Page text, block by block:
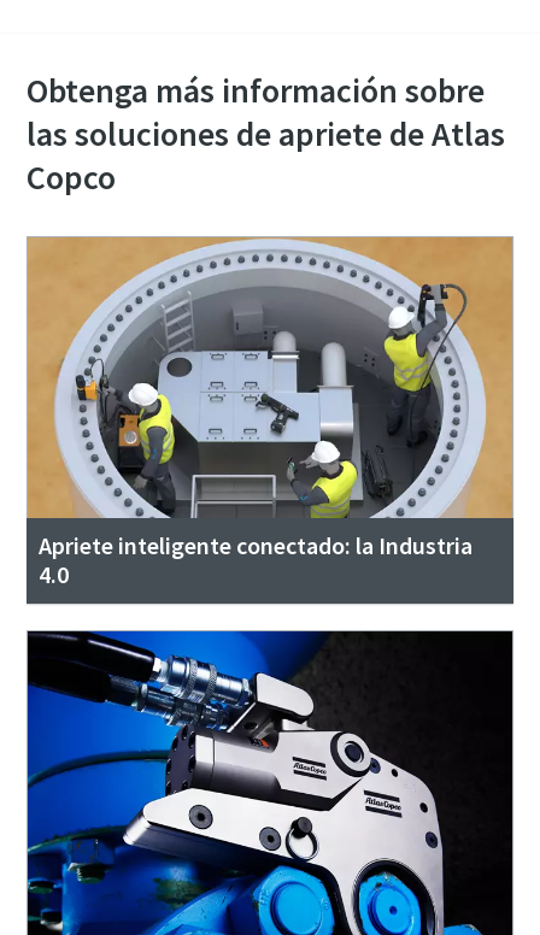
Obtenga más información sobre
las soluciones de apriete de Atlas
Copco
Apriete inteligente conectado: la Industria
4.0